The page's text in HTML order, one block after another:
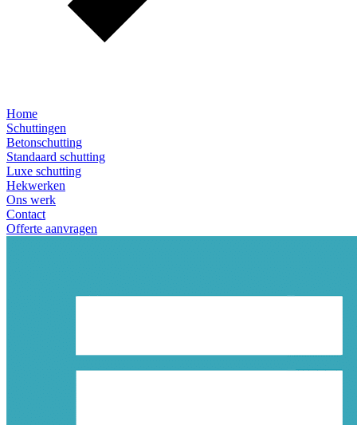
Home
Schuttingen
Betonschutting
Standaard schutting
Luxe schutting
Hekwerken
Ons werk
Contact
Offerte aanvragen